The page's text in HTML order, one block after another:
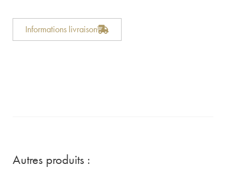
Informations livraison
Autres produits :